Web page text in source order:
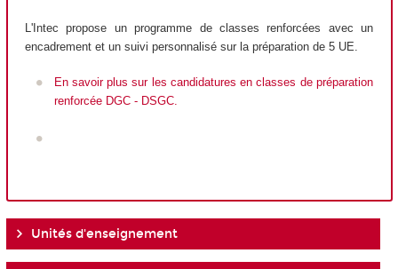
L'Intec propose un programme de classes renforcées avec un
encadrement et un suivi personnalisé sur la préparation de 5 UE.
En savoir plus sur les candidatures en classes de préparation
renforcée DGC - DSGC.
Unités d'enseignement